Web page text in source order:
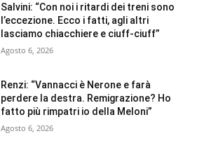
Salvini: “Con noi i ritardi dei treni sono
l’eccezione. Ecco i fatti, agli altri
lasciamo chiacchiere e ciuff-ciuff”
Agosto 6, 2026
Renzi: “Vannacci è Nerone e farà
perdere la destra. Remigrazione? Ho
fatto più rimpatri io della Meloni”
Agosto 6, 2026